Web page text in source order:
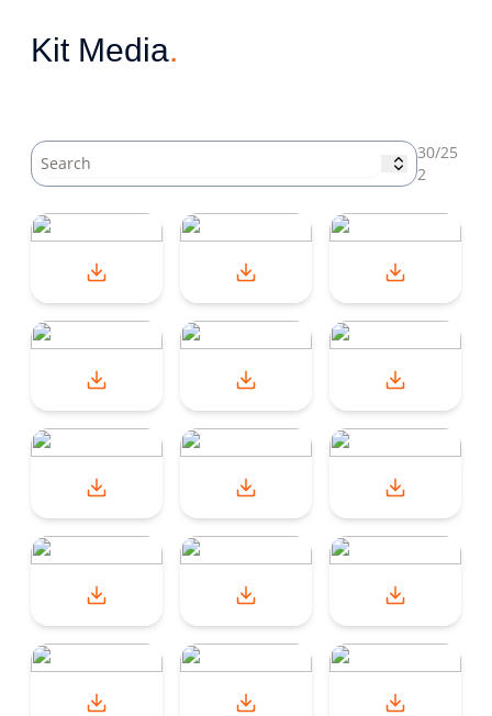
27.05.2020 Netatmo expands its Security range and
25.02.2020 Netatmo brings HomeKit Secure Video to its
04.09.2019 Netatmo annonserer at Smart Alarm System
07.01.2019 Netatmo lanserer Smart Videoringeklokke,
15.11.2018 Oppkjøp av Netatmo, et ledende fransk
13.11.2018 Smart Indoor Camera fra Netatmo får støtte
23.10.2018 Netatmos smarthus-løsninger får støtte for
30.08.2018 Netatmo lanserer smart røykvarsler
02.07.2018 VELUX og Netatmo lanserer smart-vinduer
Kit Media.
30/25
2